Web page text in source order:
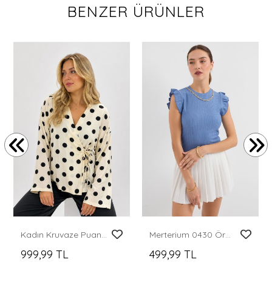
BENZER ÜRÜNLER
Kadın Kruvaze Puantiyeli Bluz 40004 - Krem
999,99 TL
Merterium 0430 Örme Bluz - İndigo
499,99 TL